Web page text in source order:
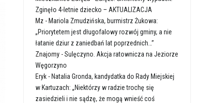
Zginęło 4-letnie dziecko – AKTUALIZACJA
Mz - Mariola Zmudzińska, burmistrz Żukowa:
„Priorytetem jest długofalowy rozwój gminy, a nie
łatanie dziur z zaniedbań lat poprzednich…”
Znajomy -Sulęczyno. Akcja ratownicza na Jeziorze
Węgorzyno
Eryk - Natalia Gronda, kandydatka do Rady Miejskiej
w Kartuzach: „Niektórzy w radzie trochę się
zasiedzieli i nie sądzę, że mogą wnieść coś